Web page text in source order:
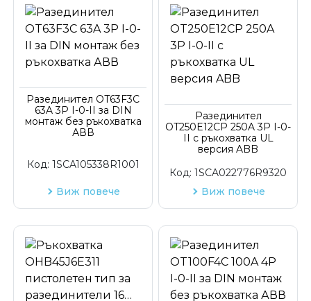
Име
Име
Код на артикул
Код на артикул
Разединител OT63F3C
63A 3P I-0-II за DIN
монтаж без ръкохватка
АВВ
Код: 1SCA105338R1001
Виж повече
Разединител
OT250E12CP 250A 3P I-0-
II с ръкохватка UL
версия ABB
Код: 1SCA022776R9320
Виж повече